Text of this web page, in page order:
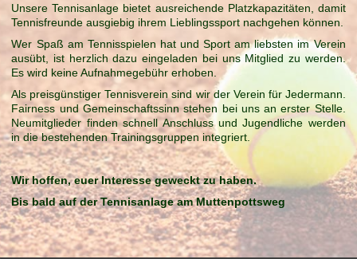
Unsere Tennisanlage bietet ausreichende Platzkapazitäten, damit
Tennisfreunde ausgiebig ihrem Lieblingssport nachgehen können.
Wer Spaß am Tennisspielen hat und Sport am liebsten im Verein
ausübt, ist herzlich dazu eingeladen bei uns Mitglied zu werden.
Es wird keine Aufnahmegebühr erhoben.
Als preisgünstiger Tennisverein sind wir der Verein für Jedermann.
Fairness und Gemeinschaftssinn stehen bei uns an erster Stelle.
Neumitglieder finden schnell Anschluss und Jugendliche werden
in die bestehenden Trainingsgruppen integriert.
Wir hoffen, euer Interesse geweckt zu haben.
Bis bald auf der Tennisanlage am Muttenpottsweg